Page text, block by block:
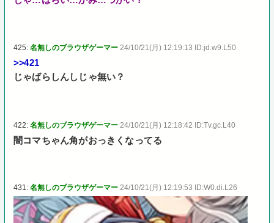
425:名無しのブラウザゲーマー 24/10/21(月) 12:19:13 ID:jd.w9.L50
>>421
じゃばらしんしじゃ無い？
422:名無しのブラウザゲーマー 24/10/21(月) 12:18:42 ID:Tv.gc.L40
闇コマちゃん角がおっきくなってる
431:名無しのブラウザゲーマー 24/10/21(月) 12:19:53 ID:W0.di.L26